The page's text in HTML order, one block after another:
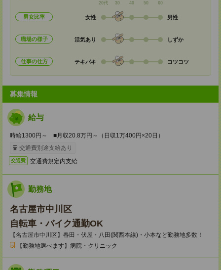
20代 30 40 50 60
男女比率 女性 男性
職場の様子 活気あり しずか
仕事の仕方 テキパキ コツコツ
募集情報
給与
時給1300円～ ■月収20.8万円～（日収1万400円×20日）
交通費別途支給あり
交通費 交通費規定内支給
勤務地
名古屋市中川区
自転車・バイク通勤OK
【名古屋市中川区】春田・伏屋・八田(関西本線)・小本など勤務地多数！
【勤務地選べます】病院・クリニック